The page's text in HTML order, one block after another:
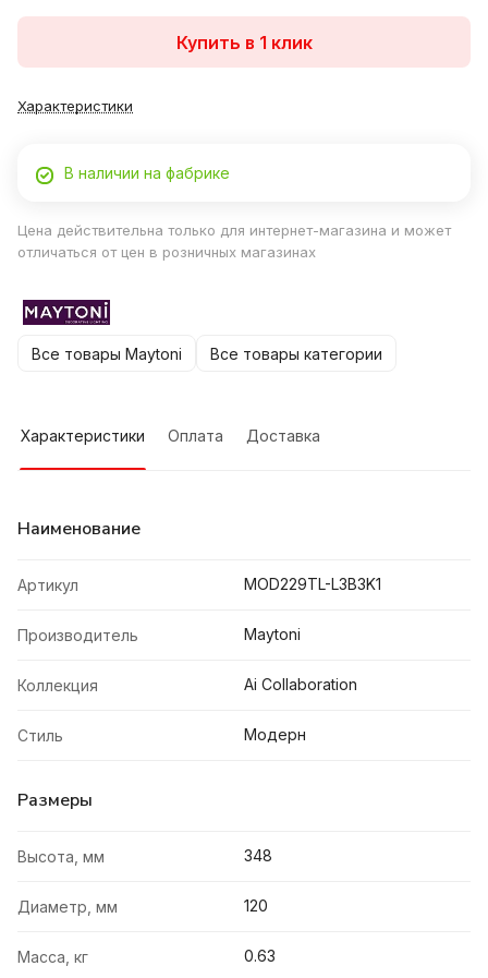
Купить в 1 клик
Характеристики
В наличии на фабрике
Цена действительна только для интернет-магазина и может
отличаться от цен в розничных магазинах
Все товары Maytoni Все товары категории
Характеристики Оплата Доставка
Наименование
Артикул MOD229TL-L3B3K1
Производитель Maytoni
Коллекция Ai Collaboration
Стиль Модерн
Размеры
Высота, мм 348
Диаметр, мм 120
Масса, кг 0.63